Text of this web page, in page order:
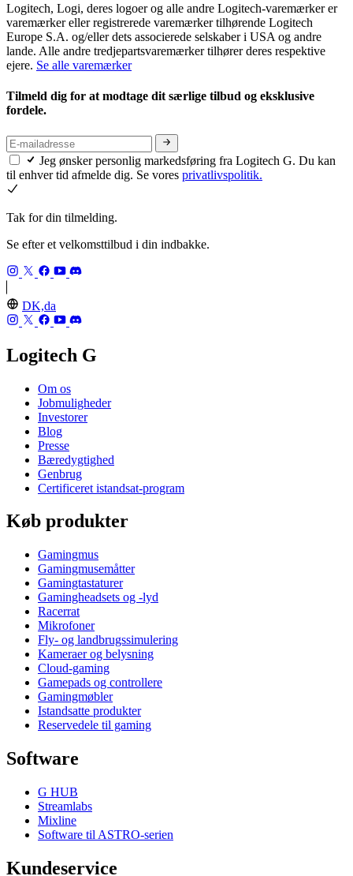
Logitech, Logi, deres logoer og alle andre Logitech-varemærker er
varemærker eller registrerede varemærker tilhørende Logitech
Europe S.A. og/eller dets associerede selskaber i USA og andre
lande. Alle andre tredjepartsvaremærker tilhører deres respektive
ejere. Se alle varemærker
Tilmeld dig for at modtage dit særlige tilbud og eksklusive
fordele.
Jeg ønsker personlig markedsføring fra Logitech G. Du kan
til enhver tid afmelde dig. Se vores privatlivspolitik.
Tak for din tilmelding.
Se efter et velkomsttilbud i din indbakke.
DK,da
Logitech G
Om os
Jobmuligheder
Investorer
Blog
Presse
Bæredygtighed
Genbrug
Certificeret istandsat-program
Køb produkter
Gamingmus
Gamingmusemåtter
Gamingtastaturer
Gamingheadsets og -lyd
Racerrat
Mikrofoner
Fly- og landbrugssimulering
Kameraer og belysning
Cloud-gaming
Gamepads og controllere
Gamingmøbler
Istandsatte produkter
Reservedele til gaming
Software
G HUB
Streamlabs
Mixline
Software til ASTRO-serien
Kundeservice